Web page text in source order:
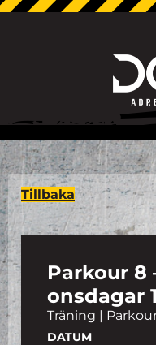
Tillbaka
Parkour 8
onsdagar
Träning |
DATUM